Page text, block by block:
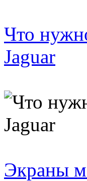
Что
Jaguar
Экраны